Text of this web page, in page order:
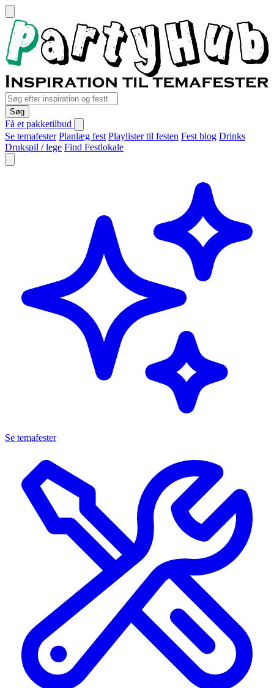
Søg
Få et pakketilbud
Se temafester Planlæg fest Playlister til festen Fest blog Drinks
Drukspil / lege Find Festlokale
Se temafester